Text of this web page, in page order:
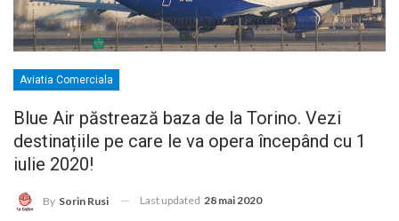
Aviatia Comerciala
Blue Air păstrează baza de la Torino. Vezi
destinațiile pe care le va opera începând cu 1
iulie 2020!
By Sorin Rusi Last updated 28 mai 2020